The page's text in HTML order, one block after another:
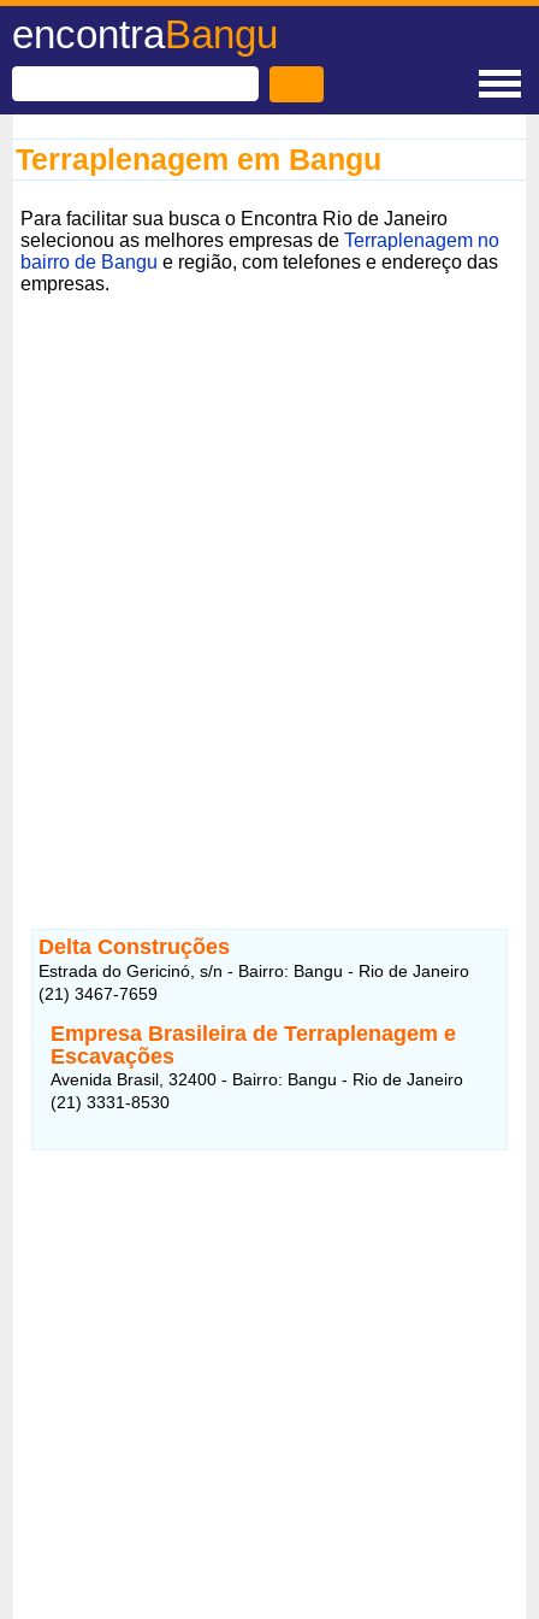
encontraBangu
Terraplenagem em Bangu
Para facilitar sua busca o Encontra Rio de Janeiro
selecionou as melhores empresas deTerraplenagem no
bairro de Bangu e região, com telefones e endereço das
empresas.
Delta Construções
Estrada do Gericinó, s/n - Bairro: Bangu - Rio de Janeiro
(21) 3467-7659
Empresa Brasileira de Terraplenagem e
Escavações
Avenida Brasil, 32400 - Bairro: Bangu - Rio de Janeiro
(21) 3331-8530